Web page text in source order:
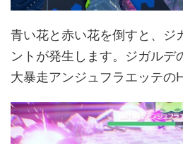
青い花と赤い花を倒すと、ジ
ントが発生します。ジガルデ
大暴走アンジュフラエッテの